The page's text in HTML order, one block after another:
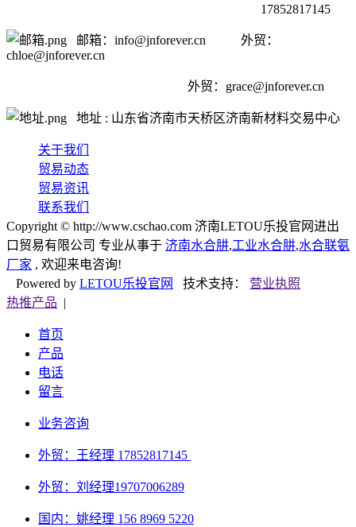
17852817145
邮箱：info@jnforever.cn 外贸：
chloe@jnforever.cn
外贸： grace@jnforever.cn
地址 : 山东省济南市天桥区济南新材料交易中心
关于我们
贸易动态
贸易资讯
联系我们
Copyright © http://www.cschao.com 济南LETOU乐投官网进出
口贸易有限公司 专业从事于 济南水合肼,工业水合肼,水合联氨
厂家 , 欢迎来电咨询!
Powered by LETOU乐投官网 技术支持： 营业执照
热推产品 |
首页
产品
电话
留言
业务咨询
外贸：王经理 17852817145
外贸：刘经理19707006289
国内：姚经理 156 8969 5220